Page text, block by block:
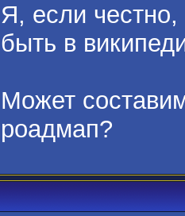
Я, если
быть в
Может
роадмап?